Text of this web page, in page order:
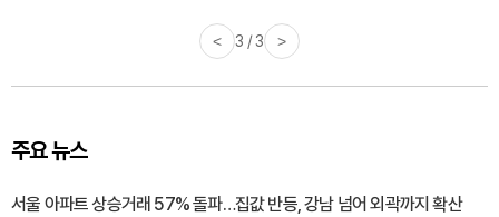
< 3 / 3 >
주요 뉴스
서울 아파트 상승거래 57% 돌파…집값 반등, 강남 넘어 외곽까지 확산